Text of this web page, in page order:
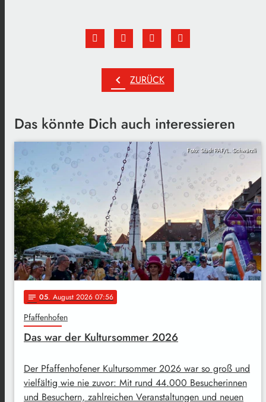
chevron_left ZURÜCK
Das könnte Dich auch interessieren
Foto: Stadt PAF/L. Schwärzli
notes 05. August 2026 07:56
Pfaffenhofen
Das war der Kultursommer 2026
Der Pfaffenhofener Kultursommer 2026 war so groß und
vielfältig wie nie zuvor: Mit rund 44.000 Besucherinnen
und Besuchern, zahlreichen Veranstaltungen und neuen